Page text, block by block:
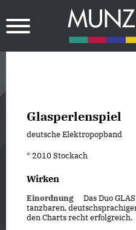
Glasperlenspiel
deutsche Elektropopband
* 2010 Stockach
Wirken
Einordnung
Das Duo
tanzbaren,
den Charts recht erfolgreich.